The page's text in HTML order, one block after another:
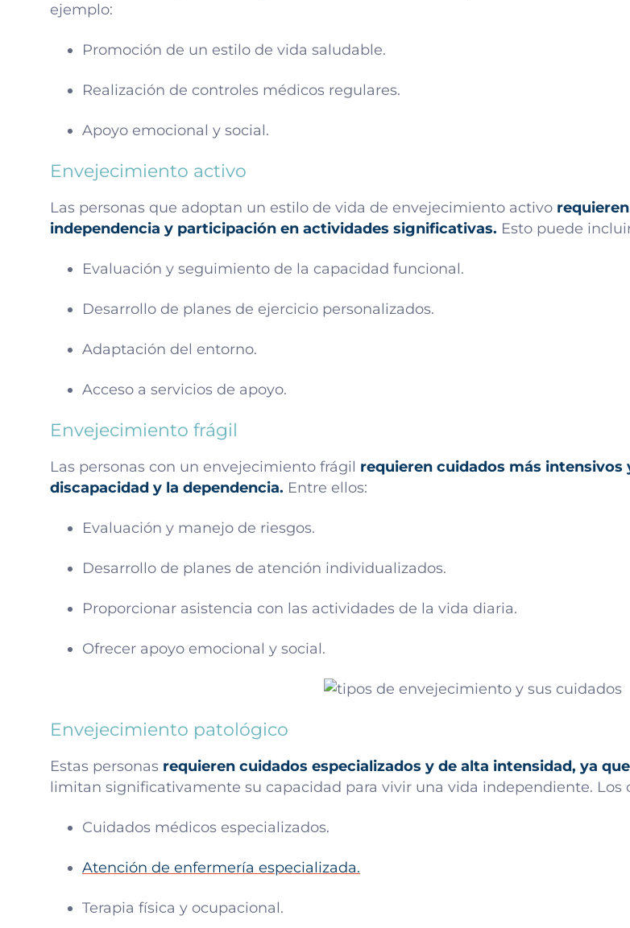
ejemplo:
Promoción de un estilo de vida saludable.
Realización de controles médicos regulares.
Apoyo emocional y social.
Envejecimiento activo
Las personas que adoptan un estilo de vida de envejecimiento activo
independencia y participación en actividades significativas. Esto puede
Evaluación y seguimiento de la capacidad funcional.
Desarrollo de planes de ejercicio personalizados.
Adaptación del entorno.
Acceso a servicios de apoyo.
Envejecimiento frágil
Las personas con un envejecimiento frágil requieren cuidados más intensivos
discapacidad y la dependencia. Entre ellos:
Evaluación y manejo de riesgos.
Desarrollo de planes de atención individualizados.
Proporcionar asistencia con las actividades de la vida diaria.
Ofrecer apoyo emocional y social.
Envejecimiento patológico
Estas personas requieren cuidados especializados y de alta intensidad, ya
limitan significativamente su capacidad para vivir una vida independiente. Los
Cuidados médicos especializados.
Atención de enfermería especializada.
Terapia física y ocupacional.